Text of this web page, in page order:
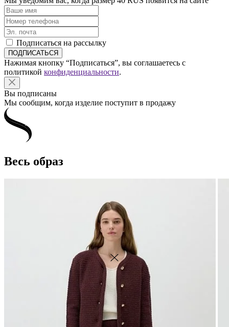
Подписаться на рассылку
Нажимая кнопку “Подписаться”, вы соглашаетесь с
политикой конфиденциальности.
Вы подписаны
Мы сообщим, когда изделие поступит в продажу
Весь образ